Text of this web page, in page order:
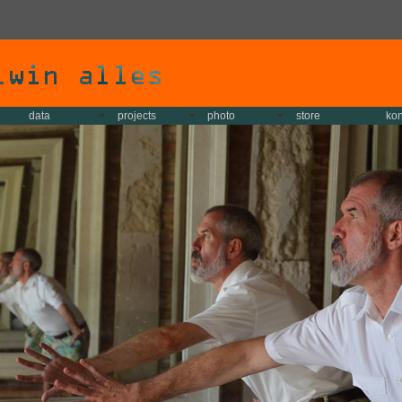
data projects photo store